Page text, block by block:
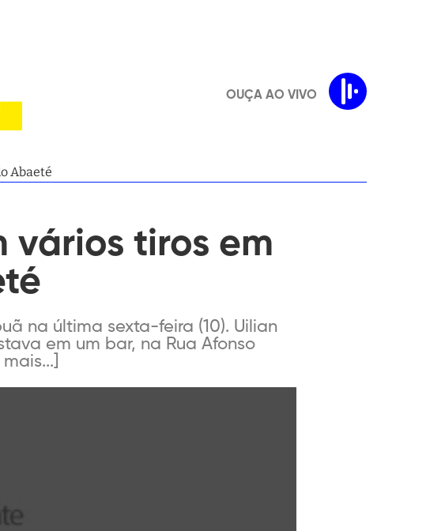
OUÇA AO VIVO
Abaeté
vários tiros em
na última sexta-feira (10). Uilian
em um bar, na Rua Afonso